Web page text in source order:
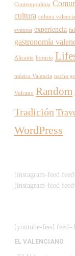
Contemporània
cultura cultura
eventos experiencia
gastronomía
Alicante horario
música Valencia nacho
Vulcano Random
Tradición
WordPress
[instagram-feed
[instagram-feed
[youtube-feed
EL VALENCIANO